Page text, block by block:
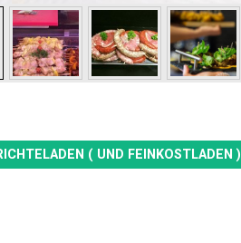
( UND FEINKOSTLADEN )